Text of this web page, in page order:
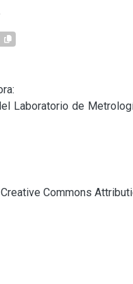
Laboratorio de
Commons